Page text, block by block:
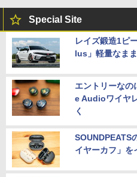
Special Site
レイズ鍛造1ピ
lus」軽量なま
エントリーな
e Audioワイヤ
く
SOUNDPEATS
イヤーカフ」を